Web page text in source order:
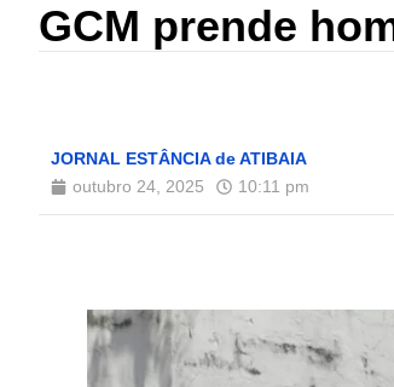
GCM prende
JORNAL ESTÂNCIA de ATIBAIA
outubro 24, 2025
10:11 pm